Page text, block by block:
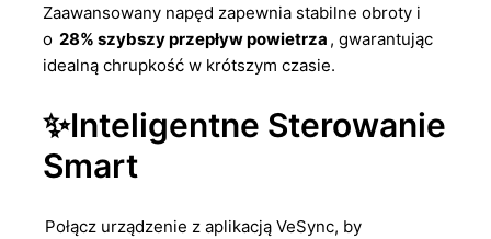
Zaawansowany napęd zapewnia stabilne obroty i
o 28% szybszy przepływ powietrza , gwarantując
idealną chrupkość w krótszym czasie.
✨Inteligentne Sterowanie
Smart
Połącz urządzenie z aplikacją VeSync, by